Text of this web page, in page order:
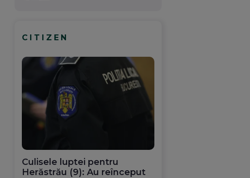
CITIZEN
Culisele luptei pentru
Herăstrău (9): Au reînceput